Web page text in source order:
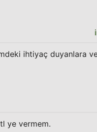
ihtiyaç duyanlara
ye vermem.